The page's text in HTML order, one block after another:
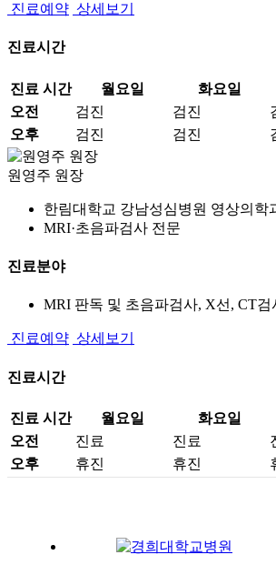
진료예약 상세보기
진료시간
진료 시간 월요일 화요일
오전
검진 검진
오후
검진 검진
원영주 원장
한림대학교 강남성심병원 영상의학
MRI·초음파검사 전문
진료분야
MRI 판독 및 초음파검사, X선, CT검
진료예약 상세보기
진료시간
진료 시간 월요일 화요일
오전
진료 진료
오후
휴진 휴진